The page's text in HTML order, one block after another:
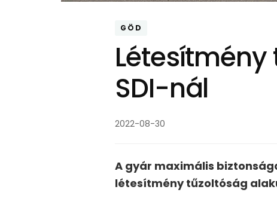
GÖD
SDI-nál
2022-08-30
A gyár maximális
létesítmény tűzoltóság